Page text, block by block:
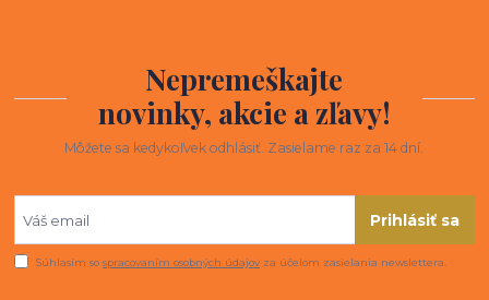
Nepremeškajte
novinky, akcie a zľavy!
Môžete sa kedykoľvek odhlásiť. Zasielame raz za 14 dní.
Prihlásiť sa
Súhlasím sospracovaním osobných údajov za účelom zasielania newslettera.